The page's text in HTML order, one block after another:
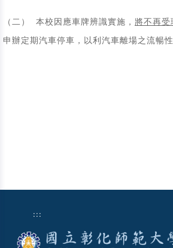
（二） 本校因應車牌辨識實施， 將不再受
申辦定期汽車停車，以利汽車離場之流暢性
:::